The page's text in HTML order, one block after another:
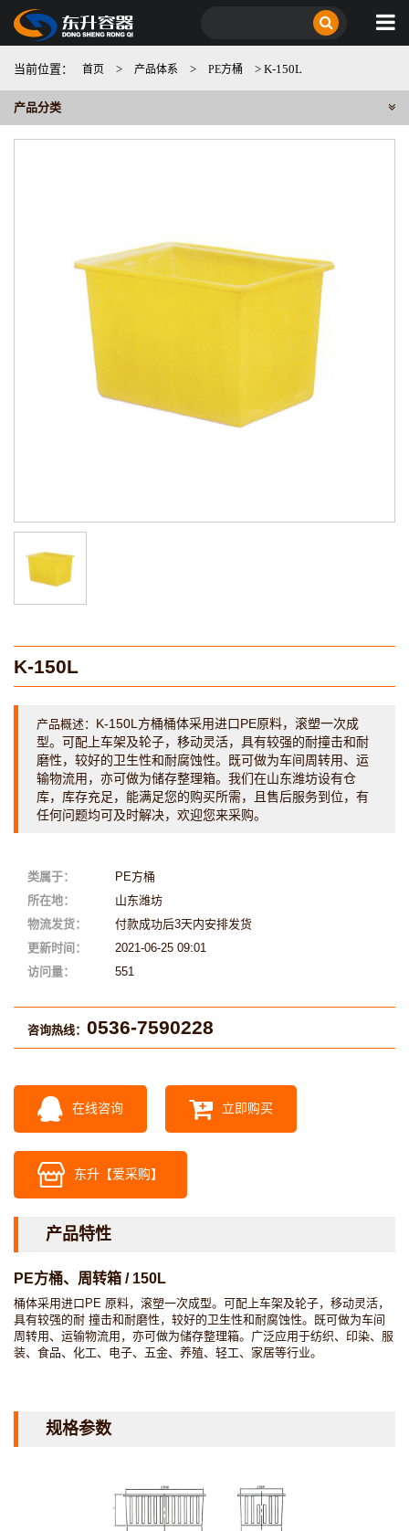
当前位置： 首页 > 产品体系 > PE方桶 > K-150L
产品分类
K-150L
产品概述： K-150L方桶桶体采用进口PE原料，滚塑一次成
型。可配上车架及轮子，移动灵活，具有较强的耐撞击和耐
磨性，较好的卫生性和耐腐蚀性。既可做为车间周转用、运
输物流用，亦可做为储存整理箱。我们在山东潍坊设有仓
库，库存充足，能满足您的购买所需，且售后服务到位，有
任何问题均可及时解决，欢迎您来采购。
类属于：
PE方桶
所在地：
山东潍坊
物流发货：
付款成功后3天内安排发货
更新时间：
2021-06-25 09:01
访问量：
551
咨询热线： 0536-7590228
在线咨询 立即购买
东升【爱采购】
产品特性
PE方桶、周转箱 / 150L
桶体采用进口PE 原料，滚塑一次成型。可配上车架及轮子，移动灵活，
具有较强的耐 撞击和耐磨性，较好的卫生性和耐腐蚀性。既可做为车间
周转用、运输物流用，亦可做为储存整理箱。广泛应用于纺织、印染、服
装、食品、化工、电子、五金、养殖、轻工、家居等行业。
规格参数